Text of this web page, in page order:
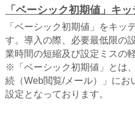
「ベーシック初期値」キ
「ベーシック初期値」をキッ
す。導入の際、必要最低限の
業時間の短縮及び設定ミスの
※「ベーシック初期値」とは
続（Web閲覧/メール）」にお
設定となっております。